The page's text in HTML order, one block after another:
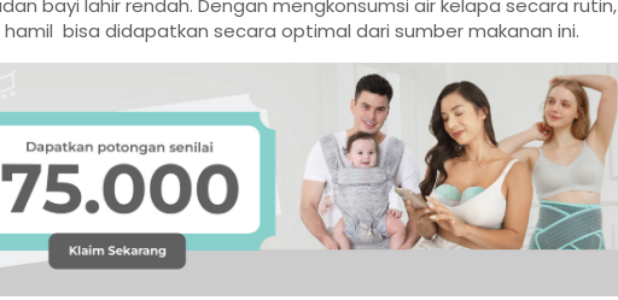
bayi lahir rendah. Dengan mengkonsumsi air kelapa secara rutin,
bisa didapatkan secara optimal dari sumber makanan ini.